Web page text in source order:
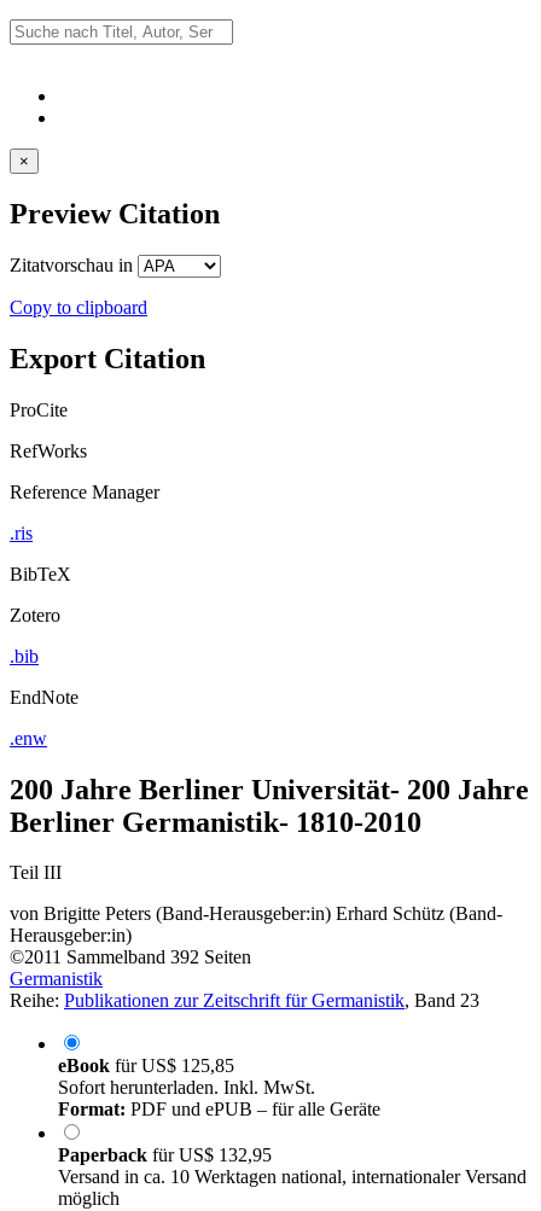
×
Preview Citation
Zitatvorschau in
Copy to clipboard
Export Citation
ProCite
RefWorks
Reference Manager
.ris
BibTeX
Zotero
.bib
EndNote
.enw
200 Jahre Berliner Universität- 200 Jahre
Berliner Germanistik- 1810-2010
Teil III
von Brigitte Peters (Band-Herausgeber:in) Erhard Schütz (Band-
Herausgeber:in)
©2011 Sammelband 392 Seiten
Germanistik
Reihe: Publikationen zur Zeitschrift für Germanistik, Band 23
eBook fürUS$ 125,85
Sofort herunterladen. Inkl. MwSt.
Format: PDF und ePUB – für alle Geräte
Paperback fürUS$ 132,95
Versand in ca. 10 Werktagen national, internationaler Versand
möglich